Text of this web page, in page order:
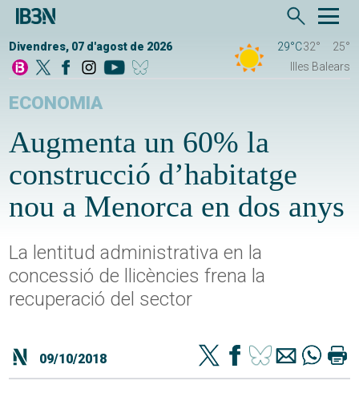
Divendres, 07 d'agost de 2026 29°C32°
25°
Illes Balears
ECONOMIA
Augmenta un 60% la
construcció d’habitatge
nou a Menorca en dos anys
La lentitud administrativa en la
concessió de llicències frena la
recuperació del sector
09/10/2018